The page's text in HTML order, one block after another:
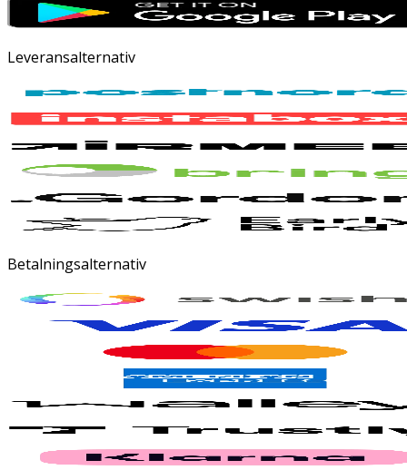
Leveransalternativ
Betalningsalternativ